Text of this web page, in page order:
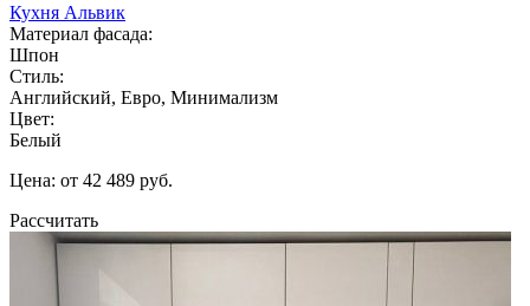
Кухня Альвик
Материал фасада:
Шпон
Стиль:
Английский, Евро, Минимализм
Цвет:
Белый
Цена: от 42 489 руб.
Рассчитать